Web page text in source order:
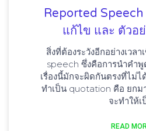
Reported Speech
แก้ไข และ ตัวอ
สิ่งที่ต้องระวังอีกอย่างเวล
speech ซึ่งคือการนำคำพู
เรื่องนี้มักจะผิดกันตรงที่ไม่ไ
ทำเป็น quotation คือ ยกม
จะทำให้เ
READ